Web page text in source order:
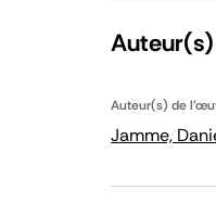
Auteur(s)
Auteur(s) de
Jamme,